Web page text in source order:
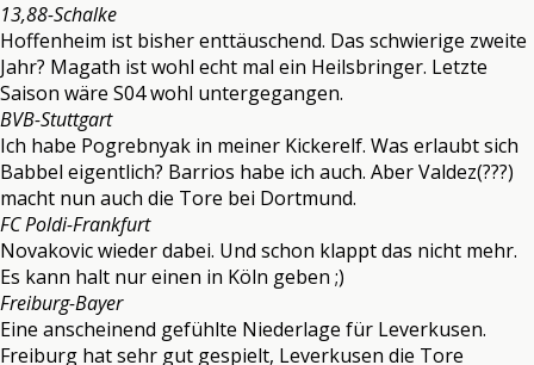
13,88-Schalke
Hoffenheim ist bisher enttäuschend. Das schwierige zweite
Jahr? Magath ist wohl echt mal ein Heilsbringer. Letzte
Saison wäre S04 wohl untergegangen.
BVB-Stuttgart
Ich habe Pogrebnyak in meiner Kickerelf. Was erlaubt sich
Babbel eigentlich? Barrios habe ich auch. Aber Valdez(???)
macht nun auch die Tore bei Dortmund.
FC Poldi-Frankfurt
Novakovic wieder dabei. Und schon klappt das nicht mehr.
Es kann halt nur einen in Köln geben ;)
Freiburg-Bayer
Eine anscheinend gefühlte Niederlage für Leverkusen.
Freiburg hat sehr gut gespielt, Leverkusen die Tore